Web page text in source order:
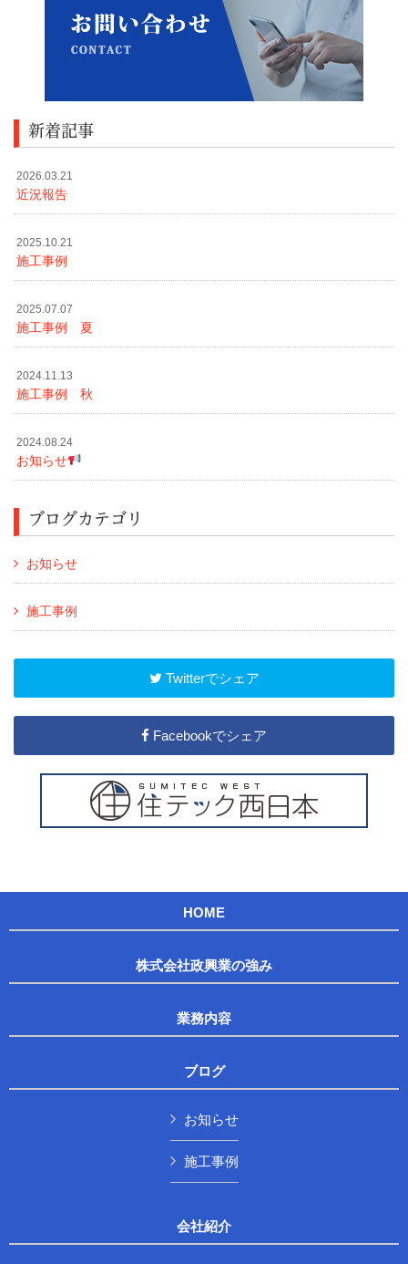
新着記事
2026.03.21
近況報告
2025.10.21
施工事例
2025.07.07
施工事例 夏
2024.11.13
施工事例 秋
2024.08.24
お知らせ
ブログカテゴリ
お知らせ
施工事例
Twitterでシェア
Facebookでシェア
HOME
株式会社政興業の強み
業務内容
ブログ
お知らせ
施工事例
会社紹介